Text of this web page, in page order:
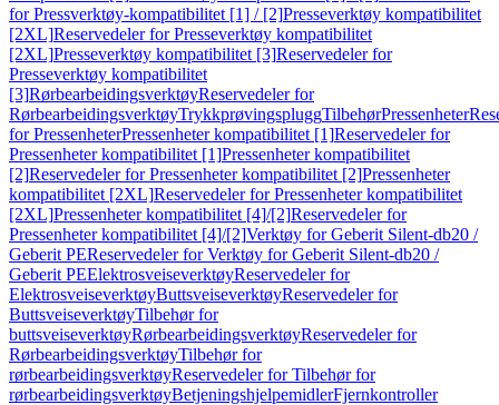
for Pressverktøy-kompatibilitet [1] / [2]Presseverktøy kompatibilitet
[2XL]Reservedeler for Presseverktøy kompatibilitet
[2XL]Presseverktøy kompatibilitet [3]Reservedeler for
Presseverktøy kompatibilitet
[3]RørbearbeidingsverktøyReservedeler for
RørbearbeidingsverktøyTrykkprøvingspluggTilbehørPressenheter
for PressenheterPressenheter kompatibilitet [1]Reservedeler for
Pressenheter kompatibilitet [1]Pressenheter kompatibilitet
[2]Reservedeler for Pressenheter kompatibilitet [2]Pressenheter
kompatibilitet [2XL]Reservedeler for Pressenheter kompatibilitet
[2XL]Pressenheter kompatibilitet [4]/[2]Reservedeler for
Pressenheter kompatibilitet [4]/[2]Verktøy for Geberit Silent-db20 /
Geberit PEReservedeler for Verktøy for Geberit Silent-db20 /
Geberit PEElektrosveiseverktøyReservedeler for
ElektrosveiseverktøyButtsveiseverktøyReservedeler for
ButtsveiseverktøyTilbehør for
buttsveiseverktøyRørbearbeidingsverktøyReservedeler for
RørbearbeidingsverktøyTilbehør for
rørbearbeidingsverktøyReservedeler for Tilbehør for
rørbearbeidingsverktøyBetjeningshjelpemidlerFjernkontroller